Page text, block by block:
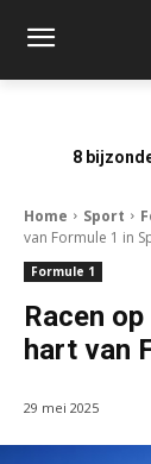
8
Home Sport
van Formule 1 in
Formule 1
Racen
hart van
29 mei 2025